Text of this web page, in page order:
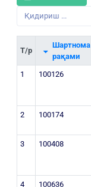
Т/р
Шартнома
рақами
1 100126
2
100174
3
100408
4
100636